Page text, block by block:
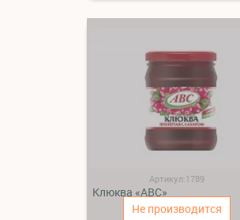
Не производится
Артикул:1789
Клюква «АВС»